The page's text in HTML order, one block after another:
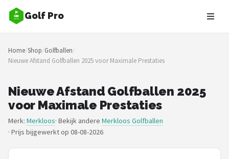
Golf Pro
Zoeken
NAVIGATIE
Merken
Blog
Golfers
Home/Shop/Golfballen/
Nieuwe Afstand Golfballen 2025 voor Maximale Prestaties
Nieuwe Afstand Golfballen 2025
voor Maximale Prestaties
Merk: Merkloos· Bekijk andere Merkloos Golfballen
· Prijs bijgewerkt op 08-08-2026